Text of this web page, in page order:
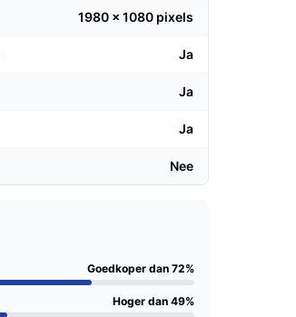
1980 x 1080 pixels
Ja
Ja
Ja
Nee
Goedkoper dan 72%
Hoger dan 49%